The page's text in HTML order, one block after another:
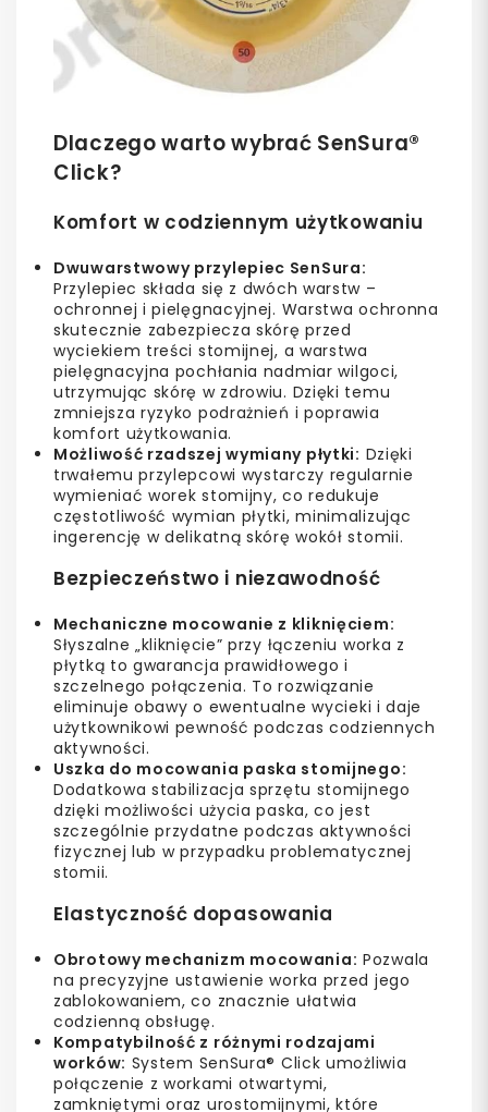
Dlaczego warto wybrać SenSura®
Click?
Komfort w codziennym użytkowaniu
Dwuwarstwowy przylepiec SenSura:
Przylepiec składa się z dwóch warstw –
ochronnej i pielęgnacyjnej. Warstwa ochronna
skutecznie zabezpiecza skórę przed
wyciekiem treści stomijnej, a warstwa
pielęgnacyjna pochłania nadmiar wilgoci,
utrzymując skórę w zdrowiu. Dzięki temu
zmniejsza ryzyko podrażnień i poprawia
komfort użytkowania.
Możliwość rzadszej wymiany płytki: Dzięki
trwałemu przylepcowi wystarczy regularnie
wymieniać worek stomijny, co redukuje
częstotliwość wymian płytki, minimalizując
ingerencję w delikatną skórę wokół stomii.
Bezpieczeństwo i niezawodność
Mechaniczne mocowanie z kliknięciem:
Słyszalne „kliknięcie” przy łączeniu worka z
płytką to gwarancja prawidłowego i
szczelnego połączenia. To rozwiązanie
eliminuje obawy o ewentualne wycieki i daje
użytkownikowi pewność podczas codziennych
aktywności.
Uszka do mocowania paska stomijnego:
Dodatkowa stabilizacja sprzętu stomijnego
dzięki możliwości użycia paska, co jest
szczególnie przydatne podczas aktywności
fizycznej lub w przypadku problematycznej
stomii.
Elastyczność dopasowania
Obrotowy mechanizm mocowania: Pozwala
na precyzyjne ustawienie worka przed jego
zablokowaniem, co znacznie ułatwia
codzienną obsługę.
Kompatybilność z różnymi rodzajami
worków: System SenSura® Click umożliwia
połączenie z workami otwartymi,
zamkniętymi oraz urostomijnymi, które